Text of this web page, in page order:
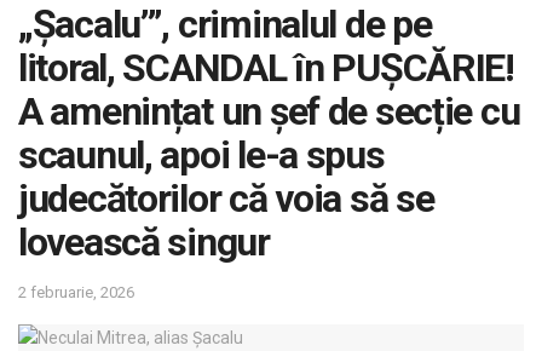
„Șacalu’”, criminalul de pe
litoral, SCANDAL în PUȘCĂRIE!
A amenințat un șef de secție cu
scaunul, apoi le-a spus
judecătorilor că voia să se
lovească singur
2 februarie, 2026